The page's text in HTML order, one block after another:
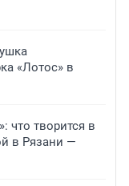
«Лотос» в
что творится в
в Рязани —